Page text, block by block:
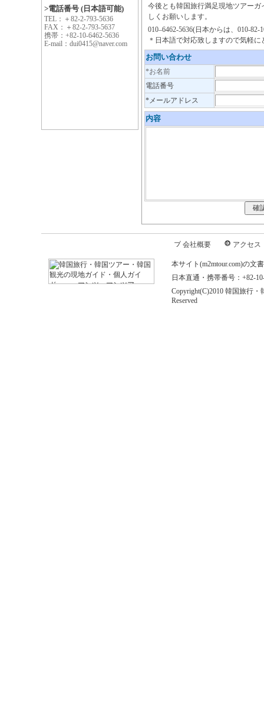
>電話番号 (日本語可能)
TEL：＋82-2-793-5636
FAX：＋82-2-793-5637
携帯：+82-10-6462-5636
E-mail：dui0415@naver.com
今後とも韓国旅行満足現地ツアー
しくお願いします。
010–6462‐5636(日本からは、
＊日本語で対応致しますので気軽
お問い合わせ
*お名前
電話番号
*メールアドレス
内容
会社概要 アクセス
本サイト(m2mtour.com)の文
日本直通・携帯番号：+82-
Copyright(C)2010 韓国旅行
Reserved